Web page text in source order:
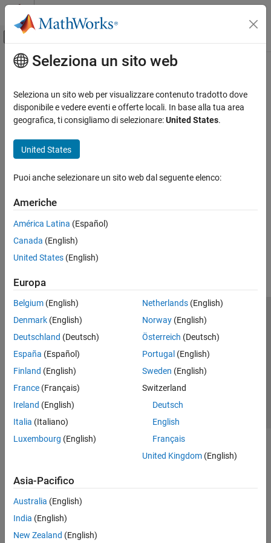
Vai al contenuto
Attiva/disattiva menu di navigazione
Pagina iniziale della documentazione
Contenuto principale
Seleziona un sito web
Seleziona un sito web per visualizzare contenuto tradotto dove
disponibile e vedere eventi e offerte locali. In base alla tua area
geografica, ti consigliamo di selezionare:United States.
United States
Puoi anche selezionare un sito web dal seguente elenco:
Americhe
América Latina (Español)
Canada (English)
United States (English)
Europa
Belgium (English)
Denmark (English)
Deutschland (Deutsch)
España (Español)
Finland (English)
France (Français)
Ireland (English)
Italia (Italiano)
Luxembourg (English)
Netherlands(English)
Norway(English)
Österreich (Deutsch)
Portugal (English)
Sweden (English)
Switzerland
Deutsch
English
Français
United Kingdom(English)
Asia-Pacifico
Australia (English)
India (English)
New Zealand (English)
Centro di fiducia
Informativa sulla privacy
Antipirateria
Stato dell'applicazione
Contatti
© 1994-2026 The MathWorks, Inc.